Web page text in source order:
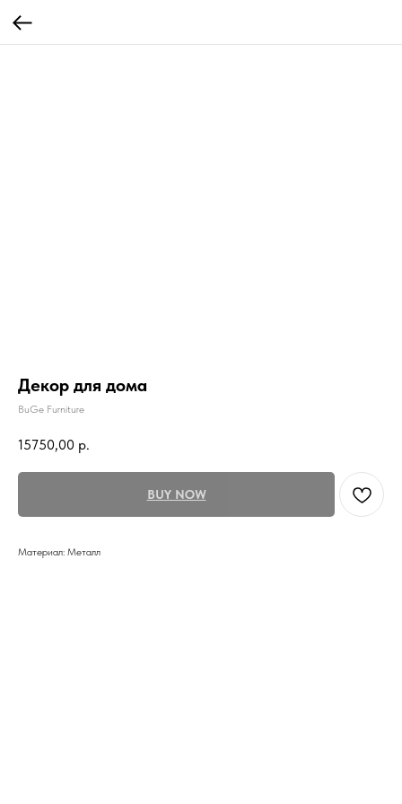
Декор для дома
BuGe Furniture
15750,00 р.
BUY NOW
Материал: Металл